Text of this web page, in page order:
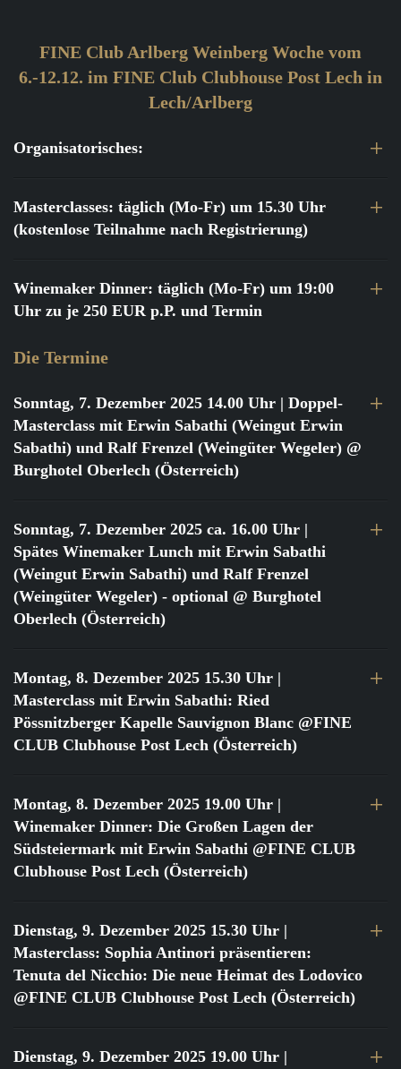
FINE Club Arlberg Weinberg Woche vom
6.-12.12. im FINE Club Clubhouse Post Lech in
Lech/Arlberg
Organisatorisches:
Masterclasses: täglich (Mo-Fr) um 15.30 Uhr
(kostenlose Teilnahme nach Registrierung)
Winemaker Dinner: täglich (Mo-Fr) um 19:00
Uhr zu je 250 EUR p.P. und Termin
Die Termine
Sonntag, 7. Dezember 2025 14.00 Uhr | Doppel-
Masterclass mit Erwin Sabathi (Weingut Erwin
Sabathi) und Ralf Frenzel (Weingüter Wegeler) @
Burghotel Oberlech (Österreich)
Sonntag, 7. Dezember 2025 ca. 16.00 Uhr |
Spätes Winemaker Lunch mit Erwin Sabathi
(Weingut Erwin Sabathi) und Ralf Frenzel
(Weingüter Wegeler) - optional @ Burghotel
Oberlech (Österreich)
Montag, 8. Dezember 2025 15.30 Uhr |
Masterclass mit Erwin Sabathi: Ried
Pössnitzberger Kapelle Sauvignon Blanc @FINE
CLUB Clubhouse Post Lech (Österreich)
Montag, 8. Dezember 2025 19.00 Uhr |
Winemaker Dinner: Die Großen Lagen der
Südsteiermark mit Erwin Sabathi @FINE CLUB
Clubhouse Post Lech (Österreich)
Dienstag, 9. Dezember 2025 15.30 Uhr |
Masterclass: Sophia Antinori präsentieren:
Tenuta del Nicchio: Die neue Heimat des Lodovico
@FINE CLUB Clubhouse Post Lech (Österreich)
Dienstag, 9. Dezember 2025 19.00 Uhr |